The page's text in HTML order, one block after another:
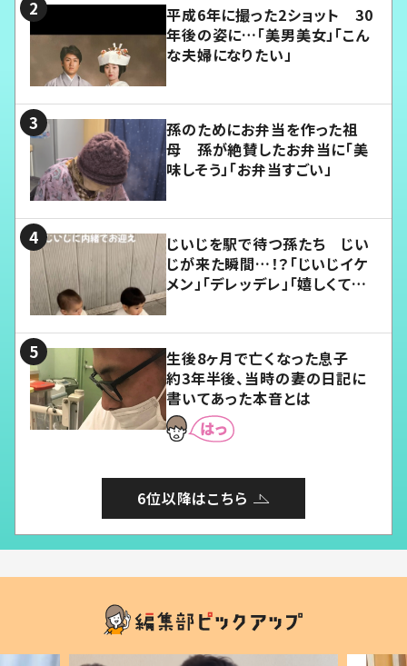
平成6年に撮った2ショット 30
年後の姿に…「美男美女」「こん
な夫婦になりたい」
孫のためにお弁当を作った祖
母 孫が絶賛したお弁当に「美
味しそう」「お弁当すごい」
じいじを駅で待つ孫たち じい
じが来た瞬間…！？「じいじイケ
メン」「デレッデレ」「嬉しくて可
生後8ヶ月で亡くなった息子
約3年半後、当時の妻の日記に
書いてあった本音とは
6位以降はこちら